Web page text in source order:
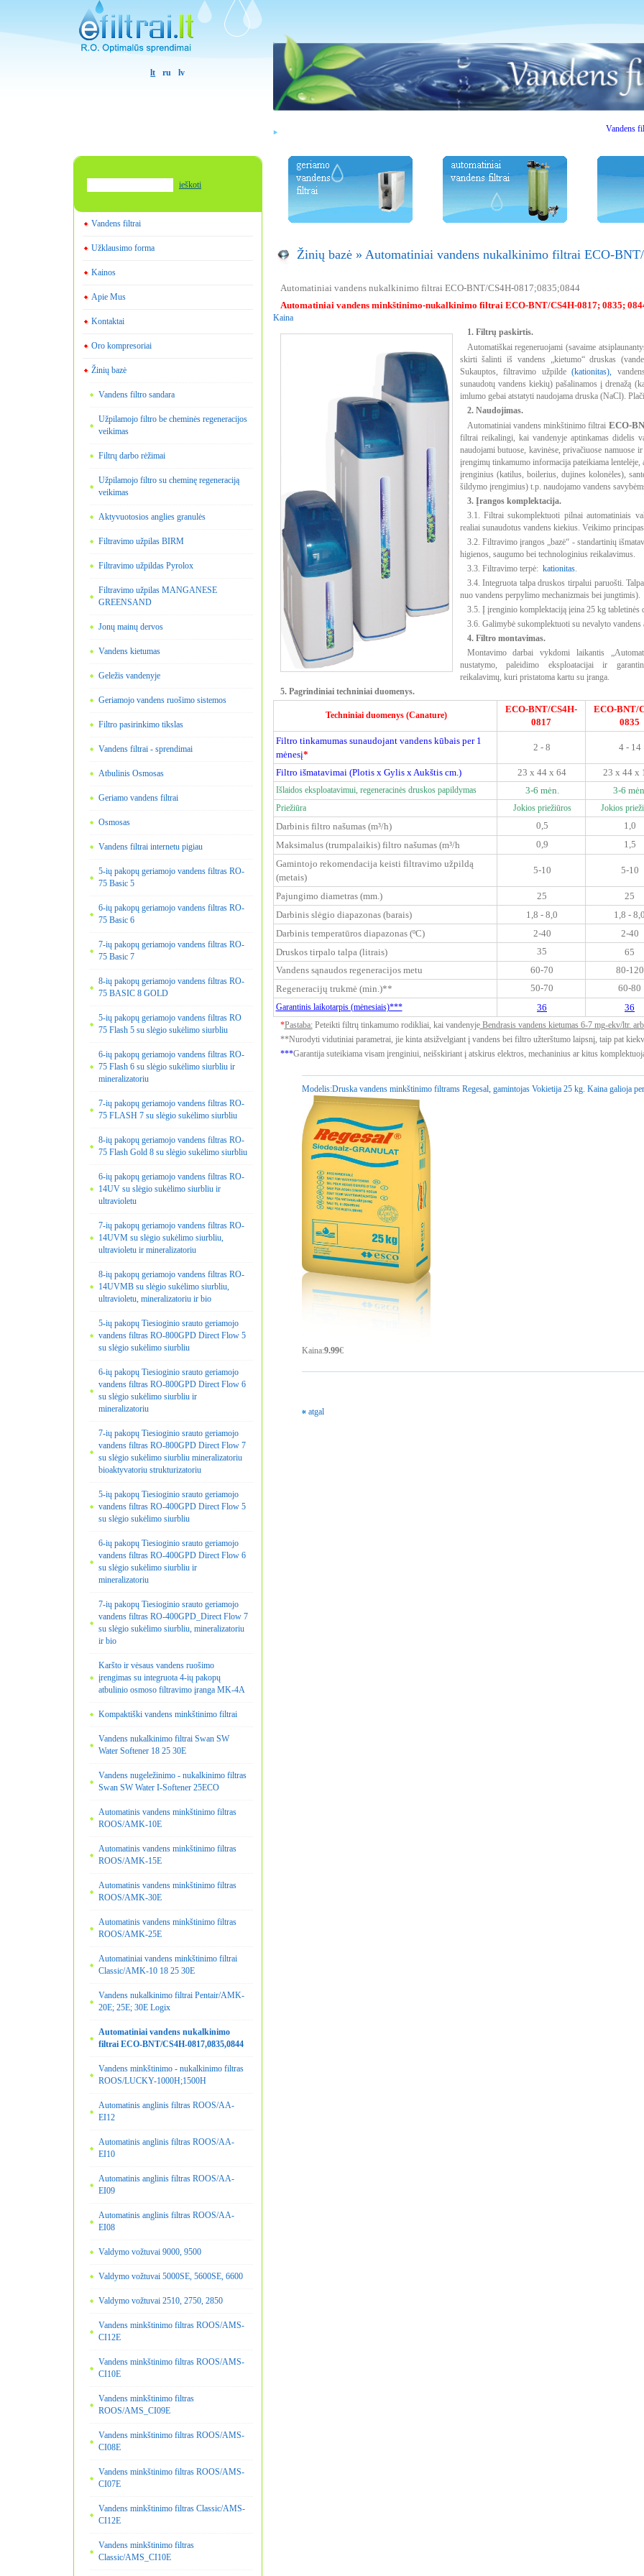
lt ru lv
Vandens filtrai.
ieškoti
Vandens filtrai
Užklausimo forma
Kainos
Apie Mus
Kontaktai
Oro kompresoriai
Žinių bazė
Vandens filtro sandara
Užpilamojo filtro be cheminės regeneracijos
veikimas
Filtrų darbo rėžimai
Užpilamojo filtro su cheminę regeneraciją
veikimas
Aktyvuotosios anglies granulės
Filtravimo užpilas BIRM
Filtravimo užpildas Pyrolox
Filtravimo užpilas MANGANESE
GREENSAND
Jonų mainų dervos
Vandens kietumas
Geležis vandenyje
Geriamojo vandens ruošimo sistemos
Filtro pasirinkimo tikslas
Vandens filtrai - sprendimai
Atbulinis Osmosas
Geriamo vandens filtrai
Osmosas
Vandens filtrai internetu pigiau
5-ių pakopų geriamojo vandens filtras RO-
75 Basic 5
6-ių pakopų geriamojo vandens filtras RO-
75 Basic 6
7-ių pakopų geriamojo vandens filtras RO-
75 Basic 7
8-ių pakopų geriamojo vandens filtras RO-
75 BASIC 8 GOLD
5-ių pakopų geriamojo vandens filtras RO
75 Flash 5 su slėgio sukėlimo siurbliu
6-ių pakopų geriamojo vandens filtras RO-
75 Flash 6 su slėgio sukėlimo siurbliu ir
mineralizatoriu
7-ių pakopų geriamojo vandens filtras RO-
75 FLASH 7 su slėgio sukėlimo siurbliu
8-ių pakopų geriamojo vandens filtras RO-
75 Flash Gold 8 su slėgio sukėlimo siurbliu
6-ių pakopų geriamojo vandens filtras RO-
14UV su slėgio sukėlimo siurbliu ir
ultravioletu
7-ių pakopų geriamojo vandens filtras RO-
14UVM su slėgio sukėlimo siurbliu,
ultravioletu ir mineralizatoriu
8-ių pakopų geriamojo vandens filtras RO-
14UVMB su slėgio sukėlimo siurbliu,
ultravioletu, mineralizatoriu ir bio
5-ių pakopų Tiesioginio srauto geriamojo
vandens filtras RO-800GPD Direct Flow 5
su slėgio sukėlimo siurbliu
6-ių pakopų Tiesioginio srauto geriamojo
vandens filtras RO-800GPD Direct Flow 6
su slėgio sukėlimo siurbliu ir
mineralizatoriu
7-ių pakopų Tiesioginio srauto geriamojo
vandens filtras RO-800GPD Direct Flow 7
su slėgio sukėlimo siurbliu mineralizatoriu
bioaktyvatoriu strukturizatoriu
5-ių pakopų Tiesioginio srauto geriamojo
vandens filtras RO-400GPD Direct Flow 5
su slėgio sukėlimo siurbliu
6-ių pakopų Tiesioginio srauto geriamojo
vandens filtras RO-400GPD Direct Flow 6
su slėgio sukėlimo siurbliu ir
mineralizatoriu
7-ių pakopų Tiesioginio srauto geriamojo
vandens filtras RO-400GPD_Direct Flow 7
su slėgio sukėlimo siurbliu, mineralizatoriu
ir bio
Karšto ir vėsaus vandens ruošimo
įrengimas su integruota 4-ių pakopų
atbulinio osmoso filtravimo įranga MK-4A
Kompaktiški vandens minkštinimo filtrai
Vandens nukalkinimo filtrai Swan SW
Water Softener 18 25 30E
Vandens nugeležinimo - nukalkinimo filtras
Swan SW Water I-Softener 25ECO
Automatinis vandens minkštinimo filtras
ROOS/AMK-10E
Automatinis vandens minkštinimo filtras
ROOS/AMK-15E
Automatinis vandens minkštinimo filtras
ROOS/AMK-30E
Automatinis vandens minkštinimo filtras
ROOS/AMK-25E
Automatiniai vandens minkštinimo filtrai
Classic/AMK-10 18 25 30E
Vandens nukalkinimo filtrai Pentair/AMK-
20E; 25E; 30E Logix
Automatiniai vandens nukalkinimo
filtrai ECO-BNT/CS4H-0817,0835,0844
Vandens minkštinimo - nukalkinimo filtras
ROOS/LUCKY-1000H;1500H
Automatinis anglinis filtras ROOS/AA-
EI12
Automatinis anglinis filtras ROOS/AA-
EI10
Automatinis anglinis filtras ROOS/AA-
EI09
Automatinis anglinis filtras ROOS/AA-
EI08
Valdymo vožtuvai 9000, 9500
Valdymo vožtuvai 5000SE, 5600SE, 6600
Valdymo vožtuvai 2510, 2750, 2850
Vandens minkštinimo filtras ROOS/AMS-
CI12E
Vandens minkštinimo filtras ROOS/AMS-
CI10E
Vandens minkštinimo filtras
ROOS/AMS_CI09E
Vandens minkštinimo filtras ROOS/AMS-
CI08E
Vandens minkštinimo filtras ROOS/AMS-
CI07E
Vandens minkštinimo filtras Classic/AMS-
CI12E
Vandens minkštinimo filtras
Classic/AMS_CI10E
Žinių bazė» Automatiniai vandens nukalkinimo filtrai ECO-
Automatiniai vandens nukalkinimo filtrai ECO-BNT/CS4H-0817;0835;0844
Automatiniai vandens minkštinimo-nukalkinimo filtrai ECO-BNT/CS4H-0817; 0835;
Kaina
1. Filtrų paskirtis.
Automatiškai regeneruojami (savaime
skirti šalinti iš vandens „kietumo“ druskas
Sukauptos, filtravimo užpilde(kationitas),
sunaudotų vandens kiekių) pašalinamos į drenažą
imlumo gebai atstatyti naudojama druska (NaCl).
2. Naudojimas.
Automatiniai vandens minkštinimo filtrai ECO-
filtrai reikalingi, kai vandenyje aptinkamas didelis
naudojami butuose, kavinėse, privačiuose namuose
įrengimų tinkamumo informacija pateikiama
įrenginius (katilus, boilerius, dujines kolonėles),
šildymo įrengimius) t.p. naudojamo vandens
3. Įrangos komplektacija.
3.1. Filtrai sukomplektuoti pilnai automatiniais
realiai sunaudotus vandens kiekius. Veikimo
3.2. Filtravimo įrangos „bazė“ - standartinių
higienos, saugumo bei technologinius reikalavimus.
3.3. Filtravimo terpė: kationitas.
3.4. Integruota talpa druskos tirpalui paruošti.
nuo vandens perpylimo mechanizmais bei jungtimis).
3.5. Į įrenginio komplektaciją įeina 25 kg
3.6. Galimybė sukomplektuoti su nevalyto
4. Filtro montavimas.
Montavimo darbai vykdomi laikantis
nustatymo, paleidimo eksploatacijai ir
reikalavimų, kuri pristatoma kartu su įranga.
5. Pagrindiniai techniniai duomenys.
Techniniai duomenys (Canature)
ECO-BNT/CS4H-
0817
ECO-BNT/
0835
Filtro tinkamumas sunaudojant vandens kūbais per 1
mėnesį*
2 - 8 4 - 14
Filtro išmatavimai (Plotis x Gylis x Aukštis cm.) 23 x 44 x 64 23 x 44 x
Išlaidos eksploatavimui, regeneracinės druskos papildymas 3-6 mėn. 3-6
Priežiūra Jokios priežiūros Jokios
Darbinis filtro našumas (m³/h) 0,5 1,0
Maksimalus (trumpalaikis) filtro našumas (m³/h
0,9 1,5
Gamintojo rekomendacija keisti filtravimo užpildą
(metais)
5-10 5-10
Pajungimo diametras (mm.) 25 25
Darbinis slėgio diapazonas (barais)
1,8 - 8,0 1,8 - 8,0
Darbinis temperatūros diapazonas (ºC)
2-40 2-40
Druskos tirpalo talpa (litrais)
35 65
Vandens sąnaudos regeneracijos metu
60-70 80-120
Regeneracijų trukmė (min.)**
50-70 60-80
Garantinis laikotarpis (mėnesiais)*** 36 36
*Pastaba:Peteikti filtrų tinkamumo rodikliai, kai vandenyjeBendrasis vandens kietumas 6-7 mg-ekv/ltr.
**Nurodyti vidutiniai parametrai, jie kinta atsižvelgiant į vandens bei filtro užterštumo laipsnį, taip pat
***Garantija suteikiama visam įrenginiui, neišskiriant į atskirus elektros, mechaninius ar kitus
Modelis:Druska vandens minkštinimo filtrams Regesal, gamintojas Vokietija 25 kg. Kaina galioja
Kaina:9.99€
« atgal